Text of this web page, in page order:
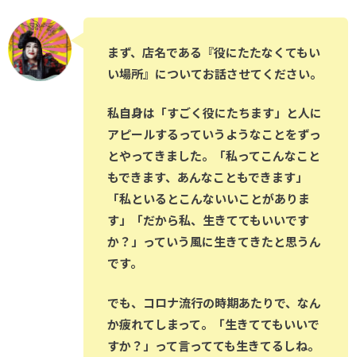
まず、店名である『役にたたなくてもい
い場所』についてお話させてください。
私自身は「すごく役にたちます」と人に
アピールするっていうようなことをずっ
とやってきました。「私ってこんなこと
もできます、あんなこともできます」
「私といるとこんないいことがありま
す」「だから私、生きててもいいです
か？」っていう風に生きてきたと思うん
です。
でも、コロナ流行の時期あたりで、なん
か疲れてしまって。「生きててもいいで
すか？」って言ってても生きてるしね。